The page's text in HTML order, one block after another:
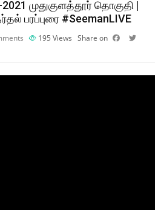
முதுகுளத்தூர் தொகுதி |
பரப்புரை #SeemanLIVE
195 Views Share on